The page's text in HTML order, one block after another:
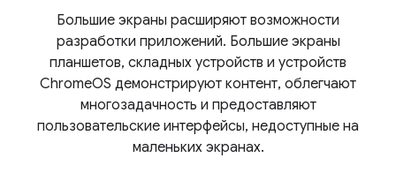
Большие экраны расширяют возможности
разработки приложений. Большие экраны
планшетов, складных устройств и устройств
ChromeOS демонстрируют контент, облегчают
многозадачность и предоставляют
пользовательские интерфейсы, недоступные на
маленьких экранах.